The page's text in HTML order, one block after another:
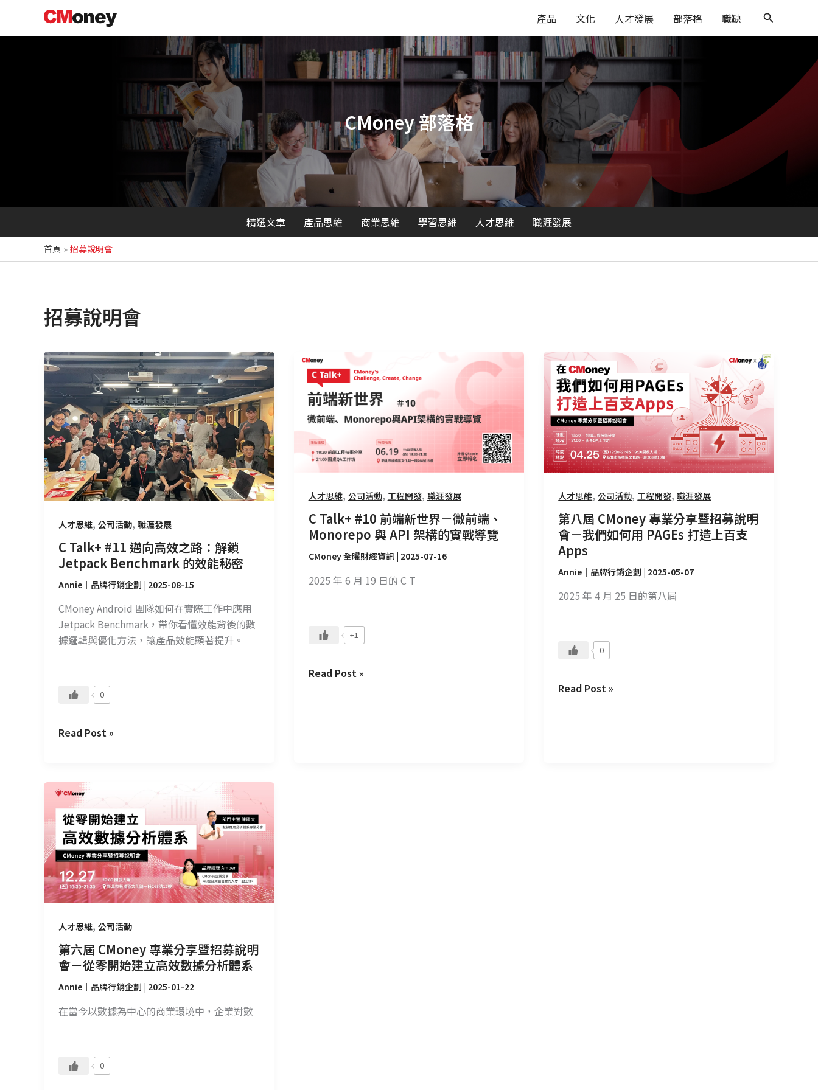
主
產品 文化 人才發展 部落格 職缺
搜
尋
CMoney 部落格
精選文章 產品思維 商業思維 學習思維 人才思維 職涯發展
首頁 招募說明會
招募說明會
人才思維, 公司活動, 職涯發展
C Talk+ #11 邁向高效之路：解鎖
Jetpack Benchmark 的效能秘密
Annie｜品牌行銷企劃 | 2025-08-15
CMoney Android 團隊如何在實際工作中應用
Jetpack Benchmark，帶你看懂效能背後的數
據邏輯與優化方法，讓產品效能顯著提升。
0
C
Talk+
#11
邁
向
高
效
之
路：
解
鎖
Jetpack
Benchmark
的
效
秘
密
Read Post »
人才思維, 公司活動, 工程開發, 職涯發展
C Talk+ #10 前端新世界－微前端、
Monorepo 與 API 架構的實戰導覽
CMoney 全曜財經資訊 | 2025-07-16
2025 年 6 月 19 日的 C T
+1
C
Talk+
#10
前
端
新
世
微
前
端、
Monorepo
與
API
導
Read Post »
人才思維,公司活動, 工程開發,職涯發展
第八屆 CMoney 專業分享暨招募說明
會－我們如何用 PAGEs 打造上百支
Apps
Annie｜品牌行銷企劃 | 2025-05-07
2025 年 4 月 25 日的第八屆
0
第
八
屆
CMoney
專
業
分
享
招
募
說
明
－
我
打
Read Post »
人才思維, 公司活動
第六屆 CMoney 專業分享暨招募說明
會－從零開始建立高效數據分析體系
Annie｜品牌行銷企劃 | 2025-01-22
在當今以數據為中心的商業環境中，企業對數
0
第
六
屆
CMoney
專
業
分
享
招
募
說
會
－